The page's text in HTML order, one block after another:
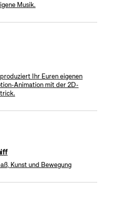
Musik.
Ihr Euren eigenen
Animation mit der 2D-
Kunst und Bewegung